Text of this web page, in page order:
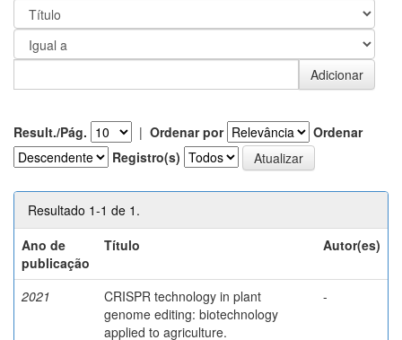
Result./Pág. | Ordenar por
Ordenar
Registro(s)
Resultado 1-1 de 1.
Ano de
publicação
Título Autor(es)
2021
CRISPR technology in plant
genome editing: biotechnology
applied to agriculture.
-